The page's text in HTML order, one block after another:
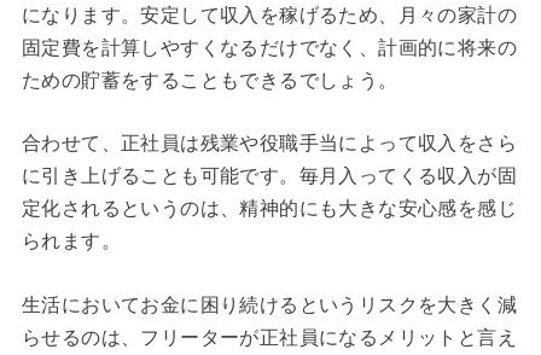
になります。安定して収入を稼げるため、月々の家計の
固定費を計算しやすくなるだけでなく、計画的に将来の
ための貯蓄をすることもできるでしょう。
合わせて、正社員は残業や役職手当によって収入をさら
に引き上げることも可能です。毎月入ってくる収入が固
定化されるというのは、精神的にも大きな安心感を感じ
られます。
生活においてお金に困り続けるというリスクを大きく減
らせるのは、フリーターが正社員になるメリットと言え